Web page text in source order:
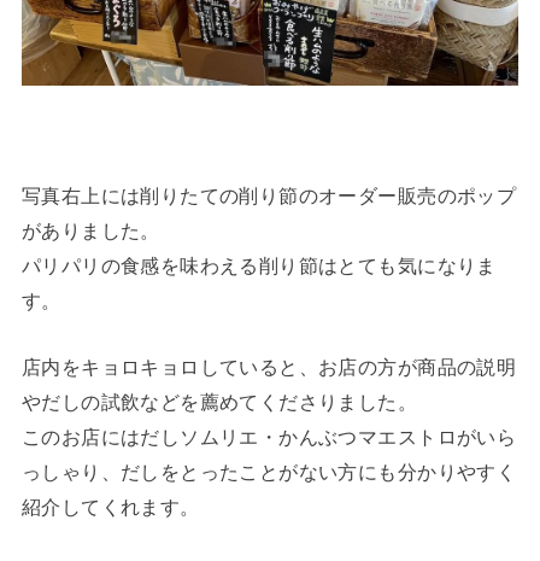
写真右上には削りたての削り節のオーダー販売のポップ
がありました。
パリパリの食感を味わえる削り節はとても気になりま
す。
店内をキョロキョロしていると、お店の方が商品の説明
やだしの試飲などを薦めてくださりました。
このお店にはだしソムリエ・かんぶつマエストロがいら
っしゃり、だしをとったことがない方にも分かりやすく
紹介してくれます。